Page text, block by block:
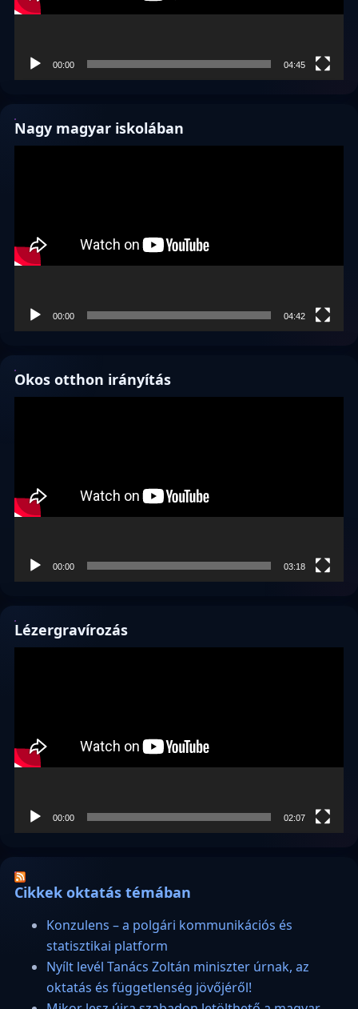
00:00 04:45
Nagy magyar iskolában
00:00 04:42
Okos otthon irányítás
00:00 03:18
Lézergravírozás
00:00 02:07
Cikkek oktatás témában
Konzulens – a polgári kommunikációs és
statisztikai platform
Nyílt levél Tanács Zoltán miniszter úrnak, az
oktatás és függetlenség jövőjéről!